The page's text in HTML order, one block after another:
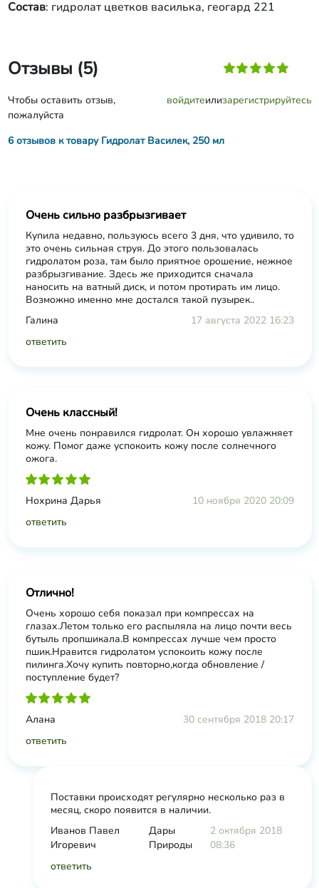
Состав: гидролат цветков василька, геогард 221
Отзывы (5)
Чтобы оставить отзыв,
пожалуйста
войдитеилизарегистрируйтесь
6 отзывов к товару Гидролат Василек, 250 мл
Очень сильно разбрызгивает
Купила недавно, пользуюсь всего 3 дня, что удивило, то
это очень сильная струя. До этого пользовалась
гидролатом роза, там было приятное орошение, нежное
разбрызгивание. Здесь же приходится сначала
наносить на ватный диск, и потом протирать им лицо.
Возможно именно мне достался такой пузырек..
Галина
17 августа 2022 16:23
ответить
Очень классный!
Мне очень понравился гидролат. Он хорошо увлажняет
кожу. Помог даже успокоить кожу после солнечного
ожога.
Нохрина Дарья
10 ноября 2020 20:09
ответить
Отлично!
Очень хорошо себя показал при компрессах на
глазах.Летом только его распыляла на лицо почти весь
бутыль пропшикала.В компрессах лучше чем просто
пшик.Нравится гидролатом успокоить кожу после
пилинга.Хочу купить повторно,когда обновление /
поступление будет?
Алана
30 сентября 2018 20:17
ответить
Поставки происходят регулярно несколько раз в
месяц, скоро появится в наличии.
Иванов Павел
Игоревич
Дары
Природы
2 октября 2018
08:36
ответить